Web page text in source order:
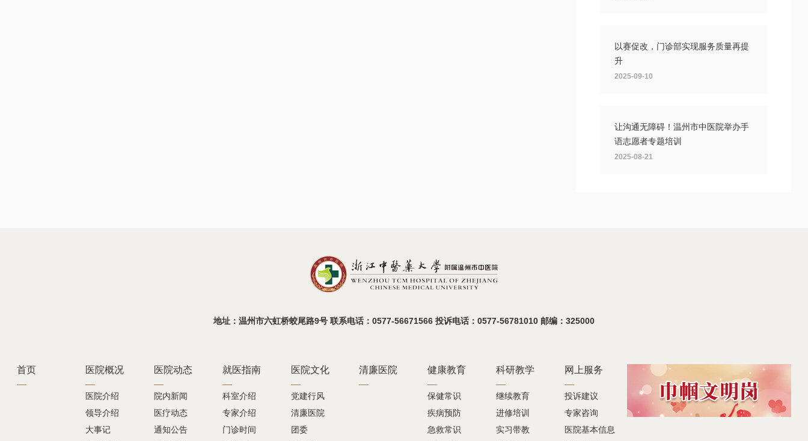
以赛促改，门诊部实现服务质量再提
升
2025-09-10
让沟通无障碍！温州市中医院举办手
语志愿者专题培训
2025-08-21
地址：温州市六虹桥蛟尾路9号 联系电话：0577-56671566 投诉电话：0577-56781010 邮编：325000
首页 医院概况
医院介绍
领导介绍
大事记
医院动态
院内新闻
医疗动态
通知公告
就医指南
科室介绍
专家介绍
门诊时间
医院文化
党建行风
清廉医院
团委
清廉医院 健康教育
保健常识
疾病预防
急救常识
科研教学
继续教育
进修培训
实习带教
网上服务
投诉建议
专家咨询
医院基本信息